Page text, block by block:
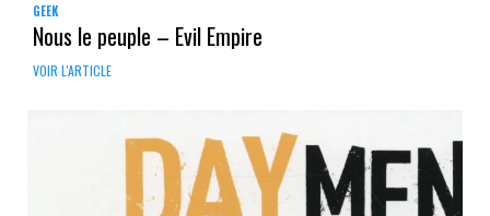
GEEK
Nous le peuple – Evil Empire
VOIR L'ARTICLE